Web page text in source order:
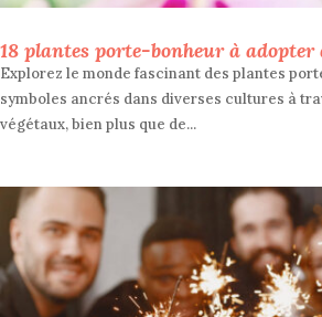
18 plantes porte-bonheur à adopter
Explorez le monde fascinant des plantes
symboles ancrés dans diverses cultures à
végétaux, bien plus que de...